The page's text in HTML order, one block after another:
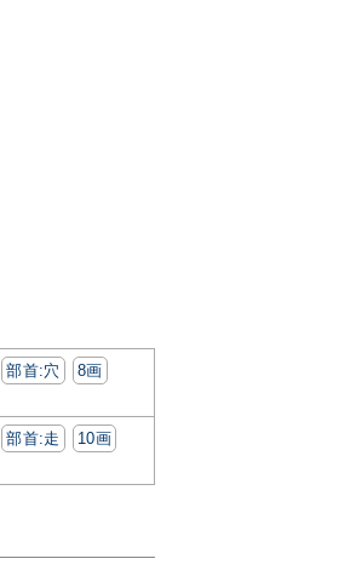
部首:⽳ 8画
部首:⾛ 10画